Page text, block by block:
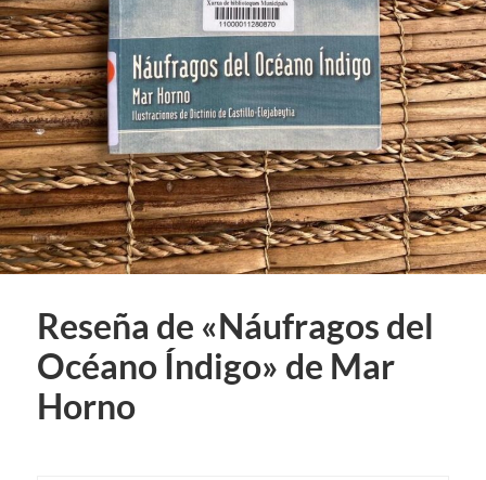
Reseña de «Náufragos del
Océano Índigo» de Mar
Horno